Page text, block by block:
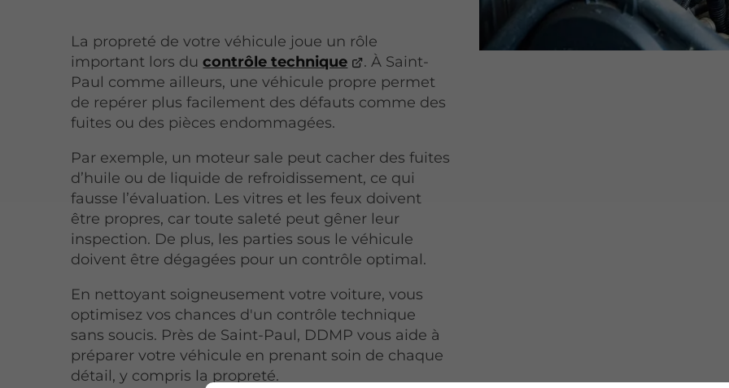
La propreté de votre véhicule joue un rôle
important lors ducontrôle technique
. À Saint-
Paul comme ailleurs, une véhicule propre permet
de repérer plus facilement des défauts comme des
fuites ou des pièces endommagées.
Par exemple, un moteur sale peut cacher des fuites
d’huile ou de liquide de refroidissement, ce qui
fausse l’évaluation. Les vitres et les feux doivent
être propres, car toute saleté peut gêner leur
inspection. De plus, les parties sous le véhicule
doivent être dégagées pour un contrôle optimal.
En nettoyant soigneusement votre voiture, vous
optimisez vos chances d'un contrôle technique
sans soucis. Près de Saint-Paul, DDMP vous aide à
préparer votre véhicule en prenant soin de chaque
détail, y compris la propreté.